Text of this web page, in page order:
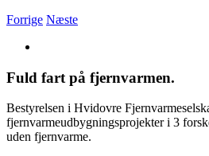
Forrige Næste
billede
Fuld fart på fjernvarmen.
Bestyrelsen i Hvidovre
fjernvarmeudbygningsprojekter i 3
uden fjernvarme.